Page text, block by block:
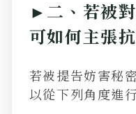
►二、若被
可如何主張
若被提告妨害秘
以從下列角度進